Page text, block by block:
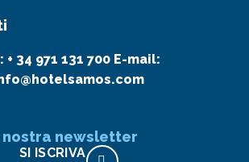
+ 34 971 131 700E-mail:
nostra newsletter
SI ISCRIVA